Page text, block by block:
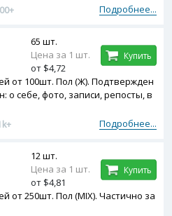
Подробнее...
от 100шт. Пол (Ж). Подтвержден
о себе, фото, записи, репосты, в
Подробнее...
65 шт.
Цена за 1 шт.
от $4,72
Купить
от 250шт. Пол (MIX). Частично за
12 шт.
Цена за 1 шт.
от $4,81
Купить